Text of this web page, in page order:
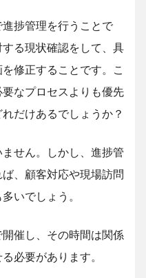
捗管理を行うことで
る現状確認をして、具
修正することです。こ
なプロセスよりも優先
だけあるでしょうか？
せん。しかし、進捗管
、顧客対応や現場訪問
いでしょう。
催し、その時間は関係
必要があります。